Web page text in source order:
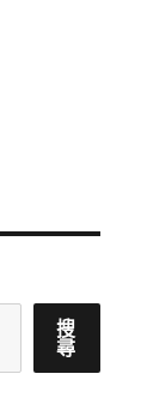
搜
尋